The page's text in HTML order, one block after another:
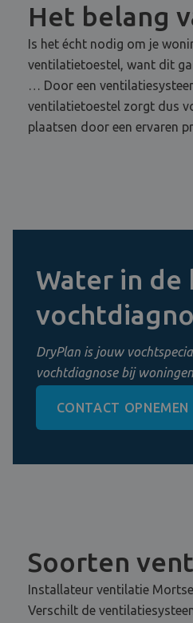
Het belang
Is het écht nodig om je
ventilatietoestel, want dit
… Door een
ventilatietoestel zorgt dus
plaatsen door een ervaren
Water in de
DryPlan is jouw
vochtdiagnose bij
CONTACT OPNEMEN
Soorten
Installateur ventilatie
Verschilt de